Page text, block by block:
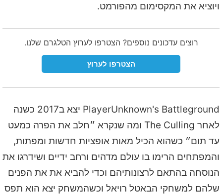
ויוציא את המקסימום מהפורמט.
רוצים עדכונים נוספים? הצטרפו לערוץ הטלגרם שלנו.
הצטרפו לערוץ
PlayerUnknown's Battleground
יצא ב2017 כשנה
לאחר The Culling ומה שנקרא ״חלב את הפרה כמעט
עד תום״ כשהוא הכיל מאות אופציות חדשות ומפתות,
והמפתחים הרימו בו עולם מדהים ורחב ידיים ושידרגו את
הנוסחה בהתאם לרצונותיהם וכדי להביא את את הפנים
שלהם למשחקי הבאטל רויאל וכשהמשחק יצא הוא תפס